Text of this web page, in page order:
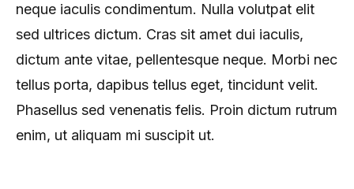
neque iaculis condimentum. Nulla volutpat elit
sed ultrices dictum. Cras sit amet dui iaculis,
dictum ante vitae, pellentesque neque. Morbi nec
tellus porta, dapibus tellus eget, tincidunt velit.
Phasellus sed venenatis felis. Proin dictum rutrum
enim, ut aliquam mi suscipit ut.